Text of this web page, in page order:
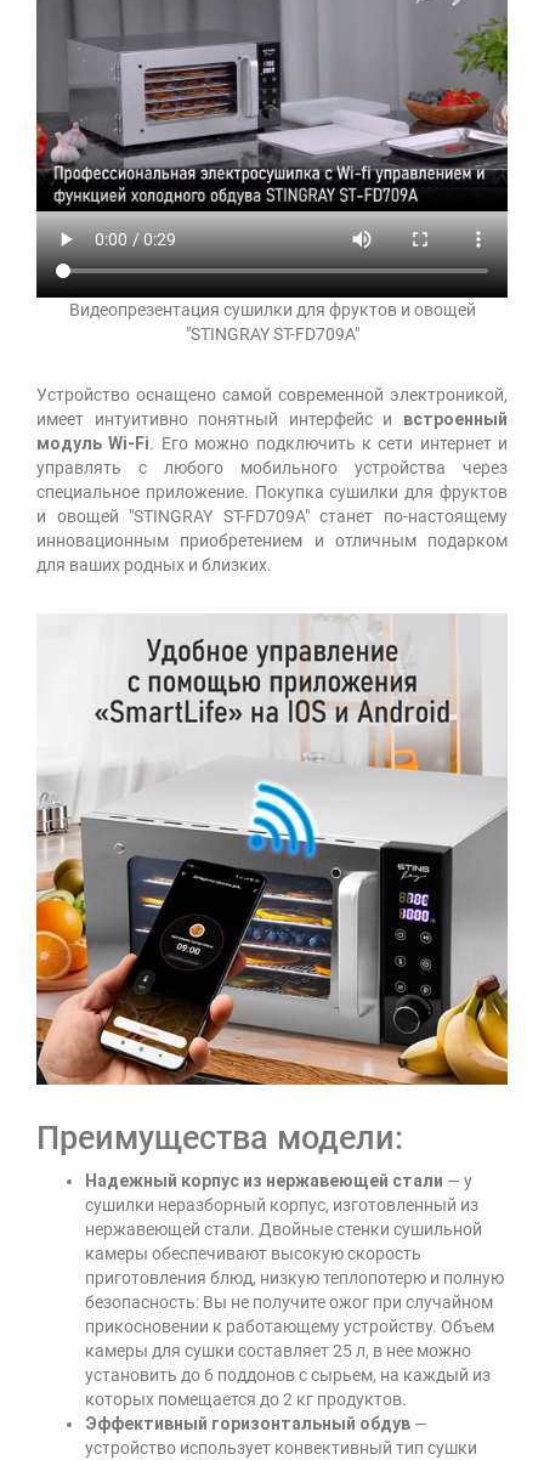
Видеопрезентация сушилки для фруктов и овощей
"STINGRAY ST-FD709A"
Устройство оснащено самой современной электроникой,
имеет интуитивно понятный интерфейс и встроенный
модуль Wi-Fi. Его можно подключить к сети интернет и
управлять с любого мобильного устройства через
специальное приложение. Покупка сушилки для фруктов
и овощей "STINGRAY ST-FD709A" станет по-настоящему
инновационным приобретением и отличным подарком
для ваших родных и близких.
Преимущества модели:
Надежный корпус из нержавеющей стали — у
сушилки неразборный корпус, изготовленный из
нержавеющей стали. Двойные стенки сушильной
камеры обеспечивают высокую скорость
приготовления блюд, низкую теплопотерю и полную
безопасность: Вы не получите ожог при случайном
прикосновении к работающему устройству. Объем
камеры для сушки составляет 25 л, в нее можно
установить до 6 поддонов с сырьем, на каждый из
которых помещается до 2 кг продуктов.
Эффективный горизонтальный обдув —
устройство использует конвективный тип сушки